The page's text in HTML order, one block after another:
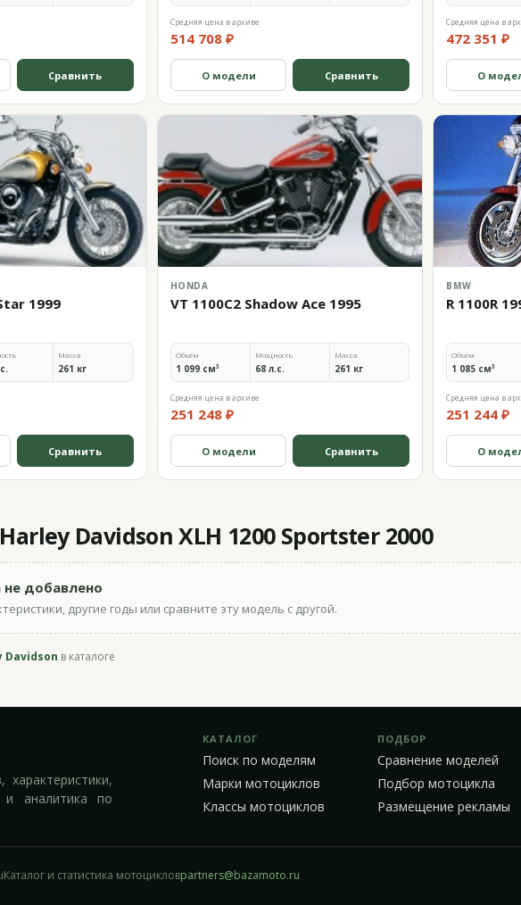
Сравнить
Средняя цена в архиве
514 708 ₽
О модели Сравнить
Средняя цена в
472 351 ₽
О
1999
Масса
261 кг
Сравнить
HONDA
VT 1100C2 Shadow Ace 1995
Объём
1 099 см³
Мощность
68 л.с.
Масса
261 кг
Средняя цена в архиве
251 248 ₽
О модели Сравнить
BMW
R 1100R
Объём
1 085 см³
Средняя цена в
251 244 ₽
О
Davidson XLH 1200 Sportster 2000
не добавлено
другие годы или сравните эту модель с другой.
Davidson в каталоге
характеристики,
и аналитика по
КАТАЛОГ
Поиск по моделям
Марки мотоциклов
Классы мотоциклов
ПОДБОР
Сравнение моделей
Подбор мотоцикла
Размещение рекламы
Каталог и статистика мотоцикловpartners@bazamoto.ru